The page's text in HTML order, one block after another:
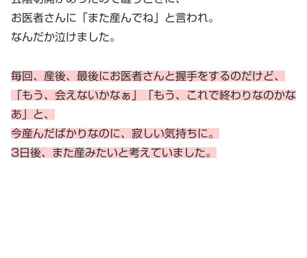
お医者さんに「また産んでね」と言われ。
なんだか泣けました。
毎回、産後、最後にお医者さんと握手をするのだけど、
「もう、会えないかなぁ」「もう、これで終わりなのかな
あ」と、
今産んだばかりなのに、寂しい気持ちに。
3日後、また産みたいと考えていました。